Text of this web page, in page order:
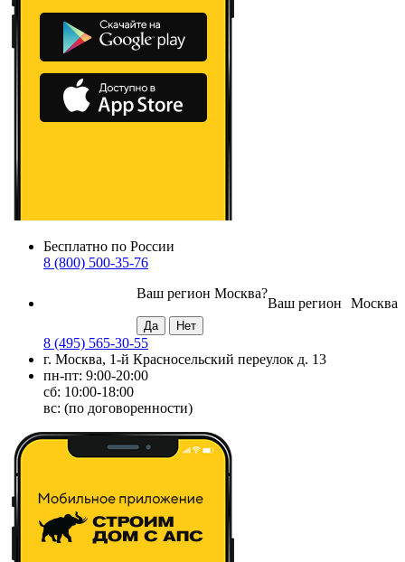
Бесплатно по России
8 (800) 500-35-76
Москва
Ваш регион
Ваш регион Москва?
8 (495) 565-30-55
г. Москва, 1-й Красносельский переулок д. 13
пн-пт: 9:00-20:00
сб: 10:00-18:00
вс: (по договоренности)